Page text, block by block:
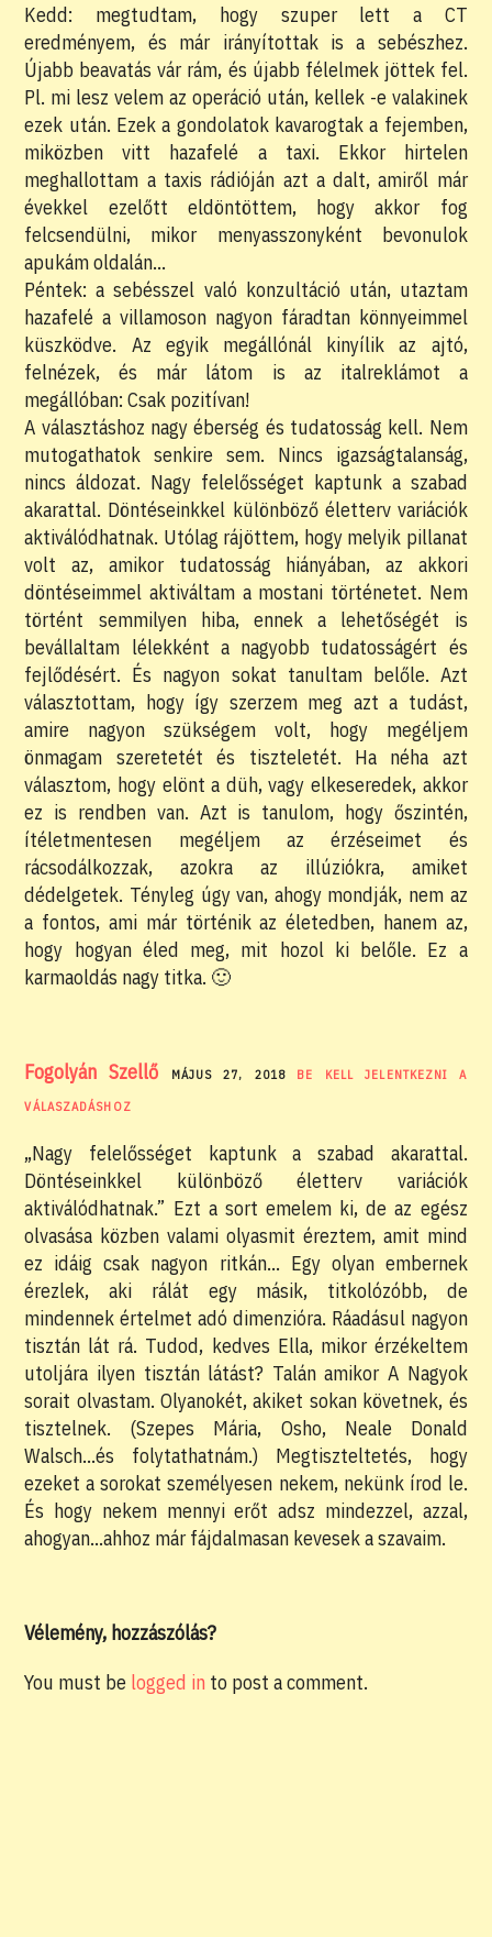
Kedd: megtudtam, hogy szuper lett a CT
eredményem, és már irányítottak is a sebészhez.
Újabb beavatás vár rám, és újabb félelmek jöttek fel.
Pl. mi lesz velem az operáció után, kellek -e valakinek
ezek után. Ezek a gondolatok kavarogtak a fejemben,
miközben vitt hazafelé a taxi. Ekkor hirtelen
meghallottam a taxis rádióján azt a dalt, amiről már
évekkel ezelőtt eldöntöttem, hogy akkor fog
felcsendülni, mikor menyasszonyként bevonulok
apukám oldalán…
Péntek: a sebésszel való konzultáció után, utaztam
hazafelé a villamoson nagyon fáradtan könnyeimmel
küszködve. Az egyik megállónál kinyílik az ajtó,
felnézek, és már látom is az italreklámot a
megállóban: Csak pozitívan!
A választáshoz nagy éberség és tudatosság kell. Nem
mutogathatok senkire sem. Nincs igazságtalanság,
nincs áldozat. Nagy felelősséget kaptunk a szabad
akarattal. Döntéseinkkel különböző életterv variációk
aktiválódhatnak. Utólag rájöttem, hogy melyik pillanat
volt az, amikor tudatosság hiányában, az akkori
döntéseimmel aktiváltam a mostani történetet. Nem
történt semmilyen hiba, ennek a lehetőségét is
bevállaltam lélekként a nagyobb tudatosságért és
fejlődésért. És nagyon sokat tanultam belőle. Azt
választottam, hogy így szerzem meg azt a tudást,
amire nagyon szükségem volt, hogy megéljem
önmagam szeretetét és tiszteletét. Ha néha azt
választom, hogy elönt a düh, vagy elkeseredek, akkor
ez is rendben van. Azt is tanulom, hogy őszintén,
ítéletmentesen megéljem az érzéseimet és
rácsodálkozzak, azokra az illúziókra, amiket
dédelgetek. Tényleg úgy van, ahogy mondják, nem az
a fontos, ami már történik az életedben, hanem az,
hogy hogyan éled meg, mit hozol ki belőle. Ez a
karmaoldás nagy titka. 🙂
Fogolyán Szellő MÁJUS 27, 2018 BE KELL JELENTKEZNI A
VÁLASZADÁSHOZ
„Nagy felelősséget kaptunk a szabad akarattal.
Döntéseinkkel különböző életterv variációk
aktiválódhatnak.” Ezt a sort emelem ki, de az egész
olvasása közben valami olyasmit éreztem, amit mind
ez idáig csak nagyon ritkán… Egy olyan embernek
érezlek, aki rálát egy másik, titkolózóbb, de
mindennek értelmet adó dimenzióra. Ráadásul nagyon
tisztán lát rá. Tudod, kedves Ella, mikor érzékeltem
utoljára ilyen tisztán látást? Talán amikor A Nagyok
sorait olvastam. Olyanokét, akiket sokan követnek, és
tisztelnek. (Szepes Mária, Osho, Neale Donald
Walsch…és folytathatnám.) Megtiszteltetés, hogy
ezeket a sorokat személyesen nekem, nekünk írod le.
És hogy nekem mennyi erőt adsz mindezzel, azzal,
ahogyan…ahhoz már fájdalmasan kevesek a szavaim.
Vélemény, hozzászólás?
You must be logged in to post a comment.